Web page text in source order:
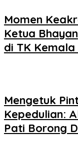
Momen
Ketua
di TK
Mengetuk
Kepedulian:
Pati Borong